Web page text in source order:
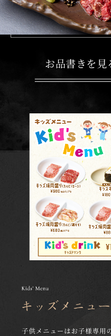
お品書きを見
子供メニューはお子様専用